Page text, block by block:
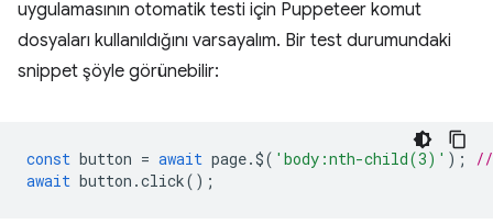
uygulamasının otomatik testi için Puppeteer komut
dosyaları kullanıldığını varsayalım. Bir test durumundaki
snippet şöyle görünebilir:
const button = await page.$( 'body:nth-child(3)' );
//
await button .click();